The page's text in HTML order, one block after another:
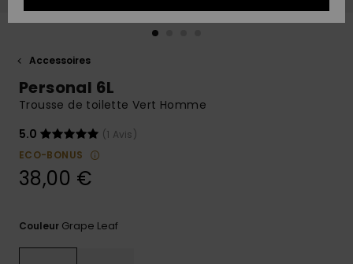
conversation
à votre
Démarrer
aux
Accessoires
Personal 6L
Trousse de toilette Vert Homme
5.0
(1 Avis)
ECO-BONUS
38,00 €
Couleur Grape Leaf